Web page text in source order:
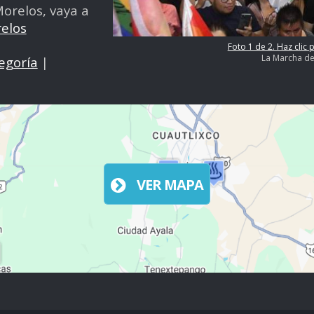
Foto 1 de 2. Haz clic
La Marcha
vaya a
|
VER MAPA